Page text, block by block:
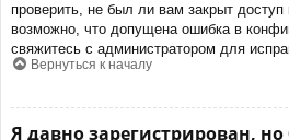
проверить, не был ли вам закрыт
возможно, что допущена ошибка в
свяжитесь с администратором для
Вернуться к началу
Я давно зарегистрирован,